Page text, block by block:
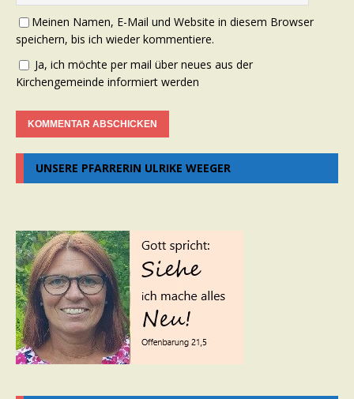
Meinen Namen, E-Mail und Website in diesem Browser
speichern, bis ich wieder kommentiere.
Ja, ich möchte per mail über neues aus der
Kirchengemeinde informiert werden
UNSERE PFARRERIN ULRIKE WEEGER